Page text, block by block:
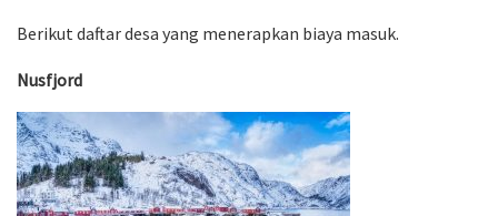
Berikut daftar desa yang menerapkan biaya masuk.
Nusfjord